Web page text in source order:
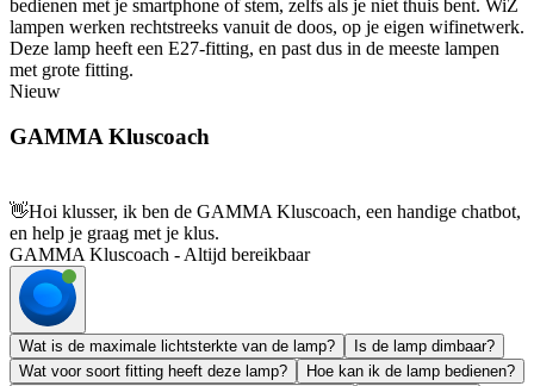
bedienen met je smartphone of stem, zelfs als je niet thuis bent. WiZ
lampen werken rechtstreeks vanuit de doos, op je eigen wifinetwerk.
Deze lamp heeft een E27-fitting, en past dus in de meeste lampen
met grote fitting.
Nieuw
GAMMA Kluscoach
👋Hoi klusser, ik ben de GAMMA Kluscoach, een handige chatbot,
en help je graag met je klus.
GAMMA Kluscoach - Altijd bereikbaar
Wat is de maximale lichtsterkte van de lamp?
Is de lamp dimbaar?
Wat voor soort fitting heeft deze lamp?
Hoe kan ik de lamp bedienen?